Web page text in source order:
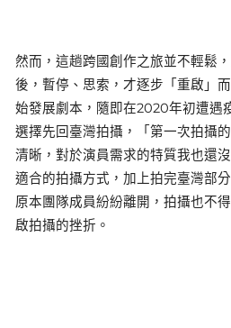
然而，這趟跨國創作之旅並不輕鬆
後，暫停、思索，才逐步「重啟」
始發展劇本，隨即在2020年初遭遇
選擇先回臺灣拍攝，「第一次拍攝
清晰，對於演員需求的特質我也還
適合的拍攝方式，加上拍完臺灣部
原本團隊成員紛紛離開，拍攝也不
啟拍攝的挫折。